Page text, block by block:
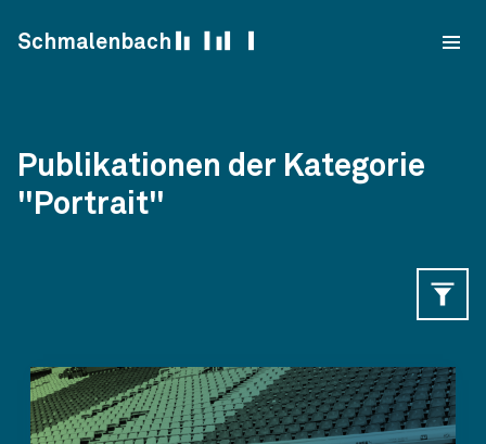
Schmalenbach
Publikationen der Kategorie
"Portrait"